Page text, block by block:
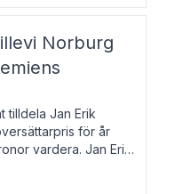
Norburg
tilldela Jan Erik
för år
vardera. Jan Erik
från tyska. Han är